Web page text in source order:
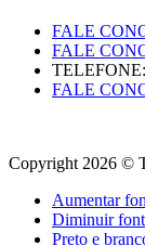
FALE
FALE
FALE
Copyright 2026 ©
Aumentar
Diminuir
Preto e